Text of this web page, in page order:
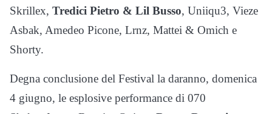
Skrillex, Tredici Pietro & Lil Busso, Uniiqu3, Vieze
Asbak, Amedeo Picone, Lrnz, Mattei & Omich e
Shorty.
Degna conclusione del Festival la daranno, domenica
4 giugno, le esplosive performance di 070